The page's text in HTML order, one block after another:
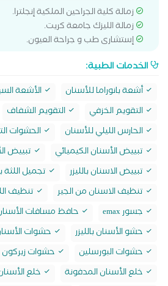
زمالة كلية الجراحين الملكية إنجلترا.
زمالة الليزك جامعة كريت.
إستشارى طب و جراحة العيون.
الخدمات الطبية:
أشعة بانوراما للأسنان
الأشعة
التقويم الخزفي
التقويم الشفاف
الحارس الليلي للأسنان
الحشوات
تبييض الأسنان الكيميائي
تبييض
تبييض الاسنان بالليزر
تجميل اللثة
تنظيف الاسنان من الجير
تنظيف
جسور emax
حافظ مسافات
حشو الأسنان بالليزر
حشوات
حشوات البورسلين
حشوات زيركون
خلع الأسنان المدفونة
خلع